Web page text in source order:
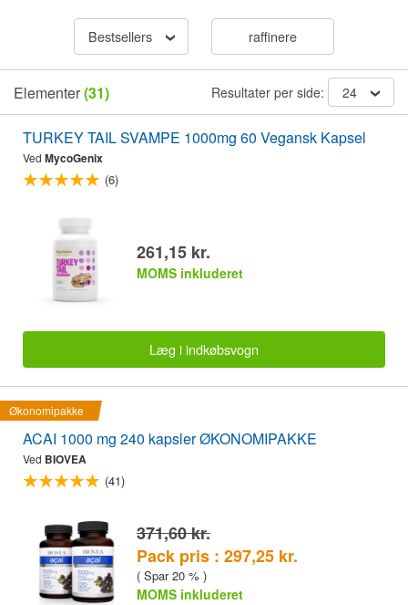
Bestsellers raffinere
Elementer(31) Resultater per side: 24
TURKEY TAIL SVAMPE 1000mg 60 Vegansk Kapsel
Ved MycoGenix
(6)
261,15 kr.
MOMS inkluderet
Læg i indkøbsvogn
Økonomipakke
ACAI 1000 mg 240 kapsler ØKONOMIPAKKE
Ved BIOVEA
(41)
371,60 kr.
Pack pris : 297,25 kr.
( Spar 20 % )
MOMS inkluderet